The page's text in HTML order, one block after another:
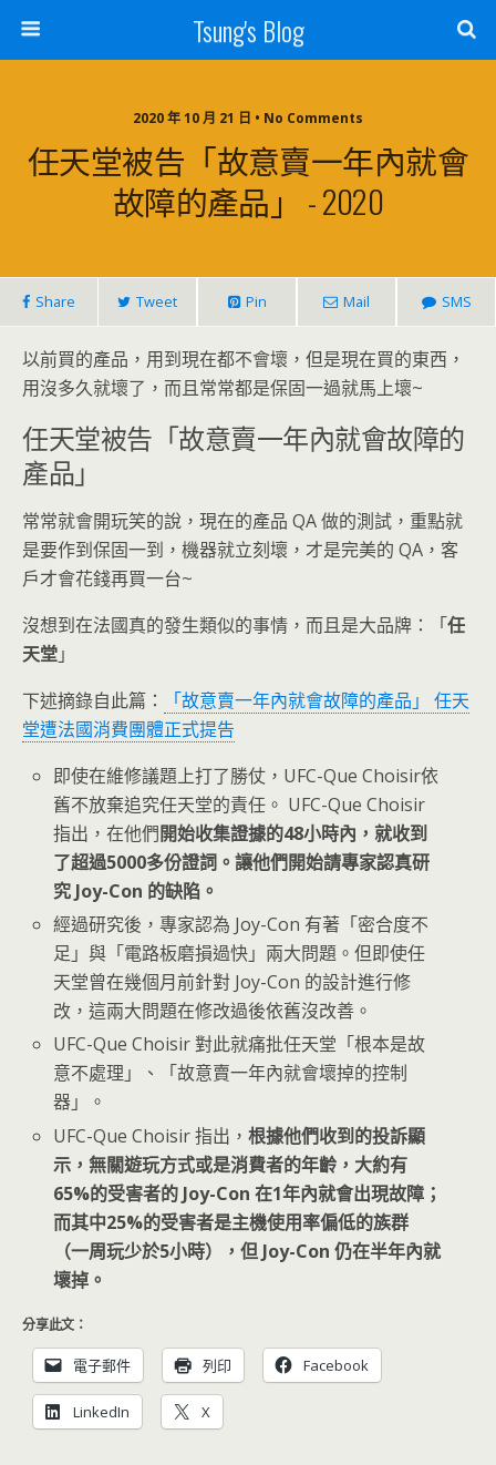
Tsung's Blog
2020 年 10 月 21 日 • No Comments
任天堂被告「故意賣一年內就會
故障的產品」 - 2020
Share Tweet Pin Mail SMS
以前買的產品，用到現在都不會壞，但是現在買的東西，
用沒多久就壞了，而且常常都是保固一過就馬上壞~
任天堂被告「故意賣一年內就會故障的
產品」
常常就會開玩笑的說，現在的產品 QA 做的測試，重點就
是要作到保固一到，機器就立刻壞，才是完美的 QA，客
戶才會花錢再買一台~
沒想到在法國真的發生類似的事情，而且是大品牌：「任
天堂」
下述摘錄自此篇：
「故意賣一年內就會故障的產品」 任天
堂遭法國消費團體正式提告
即使在維修議題上打了勝仗，UFC-Que Choisir依
舊不放棄追究任天堂的責任。 UFC-Que Choisir
指出，在他們開始收集證據的48小時內，就收到
了超過5000多份證詞。讓他們開始請專家認真研
究 Joy-Con 的缺陷。
經過研究後，專家認為 Joy-Con 有著「密合度不
足」與「電路板磨損過快」兩大問題。但即使任
天堂曾在幾個月前針對 Joy-Con 的設計進行修
改，這兩大問題在修改過後依舊沒改善。
UFC-Que Choisir 對此就痛批任天堂「根本是故
意不處理」、「故意賣一年內就會壞掉的控制
器」。
UFC-Que Choisir 指出，根據他們收到的投訴顯
示，無關遊玩方式或是消費者的年齡，大約有
65%的受害者的 Joy-Con 在1年內就會出現故障；
而其中25%的受害者是主機使用率偏低的族群
（一周玩少於5小時），但 Joy-Con 仍在半年內就
壞掉。
分享此文：
電子郵件 列印 Facebook
LinkedIn X